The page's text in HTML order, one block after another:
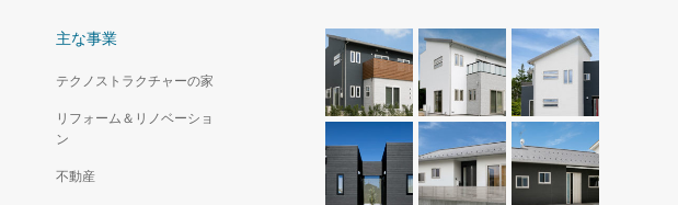
主な事業
テクノストラクチャーの家
リフォーム＆リノベーショ
ン
不動産